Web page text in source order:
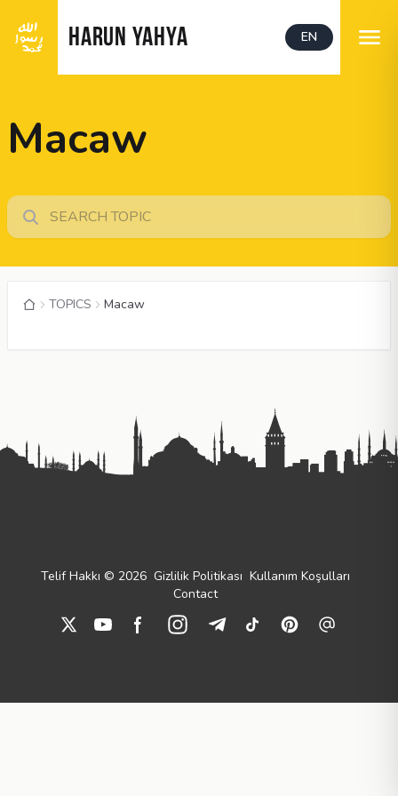
HARUN YAHYA EN
Macaw
TOPICS Macaw
Telif Hakkı © 2026 Gizlilik Politikası Kullanım Koşulları
Contact